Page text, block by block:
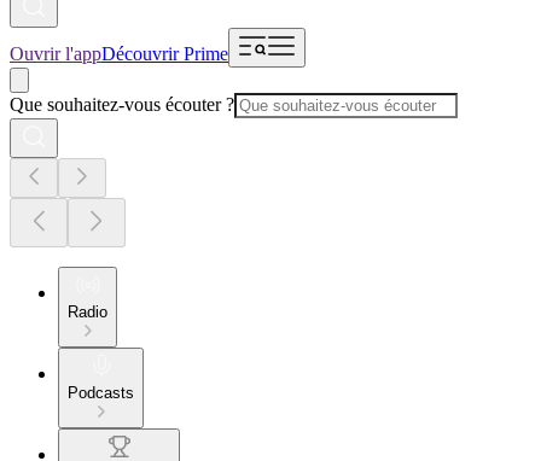
Ouvrir l'appDécouvrir Prime
Que souhaitez-vous écouter ?
Radio
Podcasts